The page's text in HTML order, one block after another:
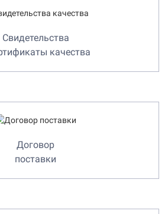
Свидетельства
качества
Договор
поставки